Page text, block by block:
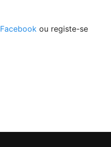
Facebook ou registe-se